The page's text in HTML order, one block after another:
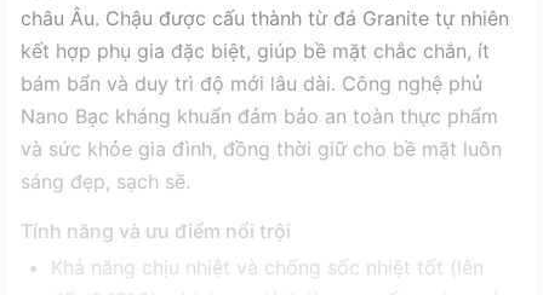
châu Âu. Chậu được cấu thành từ đá Granite tự nhiên
kết hợp phụ gia đặc biệt, giúp bề mặt chắc chắn, ít
bám bẩn và duy trì độ mới lâu dài. Công nghệ phủ
Nano Bạc kháng khuẩn đảm bảo an toàn thực phẩm
và sức khỏe gia đình, đồng thời giữ cho bề mặt luôn
sáng đẹp, sạch sẽ.
Tính năng và ưu điểm nổi trội
Khả năng chịu nhiệt và chống sốc nhiệt tốt (lên